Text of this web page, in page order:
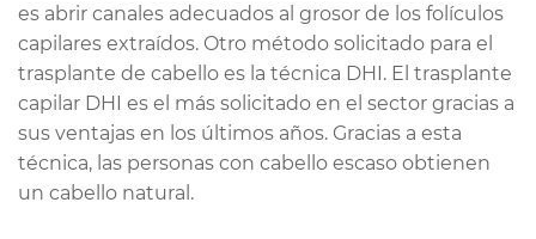
es abrir canales adecuados al grosor de los folículos
capilares extraídos. Otro método solicitado para el
trasplante de cabello es la técnica DHI. El trasplante
capilar DHI es el más solicitado en el sector gracias a
sus ventajas en los últimos años. Gracias a esta
técnica, las personas con cabello escaso obtienen
un cabello natural.